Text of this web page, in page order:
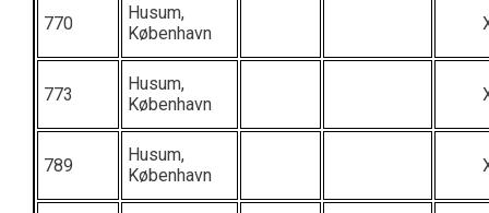
770
Husum,
København
773
Husum,
København
789
Husum,
København